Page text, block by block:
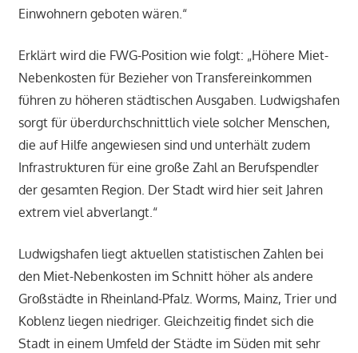
Einwohnern geboten wären.“
Erklärt wird die FWG-Position wie folgt: „Höhere Miet-
Nebenkosten ‎für Bezieher von Transfereinkommen
führen zu höheren städtischen Ausgaben. Ludwigshafen
sorgt für überdurchschnittlich viele solcher Menschen,
die auf Hilfe angewiesen sind und unterhält zudem
Infrastrukturen für eine große Zahl an Berufspendler
der gesamten Region. Der Stadt wird hier seit Jahren
extrem viel abverlangt.“
Ludwigshafen liegt aktuellen statistischen Zahlen bei
den Miet-Nebenkosten im Schnitt höher als andere
Großstädte in Rheinland-Pfalz. Worms, Mainz, Trier und
Koblenz liegen niedriger. Gleichzeitig findet sich die
Stadt in einem Umfeld der Städte im Süden mit sehr